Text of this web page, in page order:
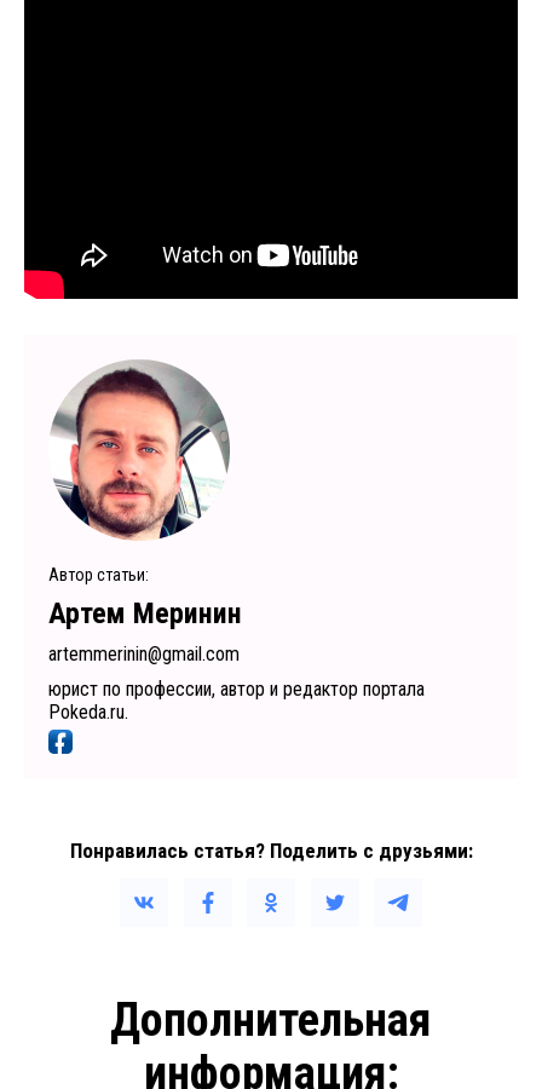
Автор статьи:
Артем Меринин
artemmerinin@gmail.com
юрист по профессии, автор и редактор портала
Pokeda.ru.
Понравилась статья? Поделить с друзьями:
Дополнительная
информация: